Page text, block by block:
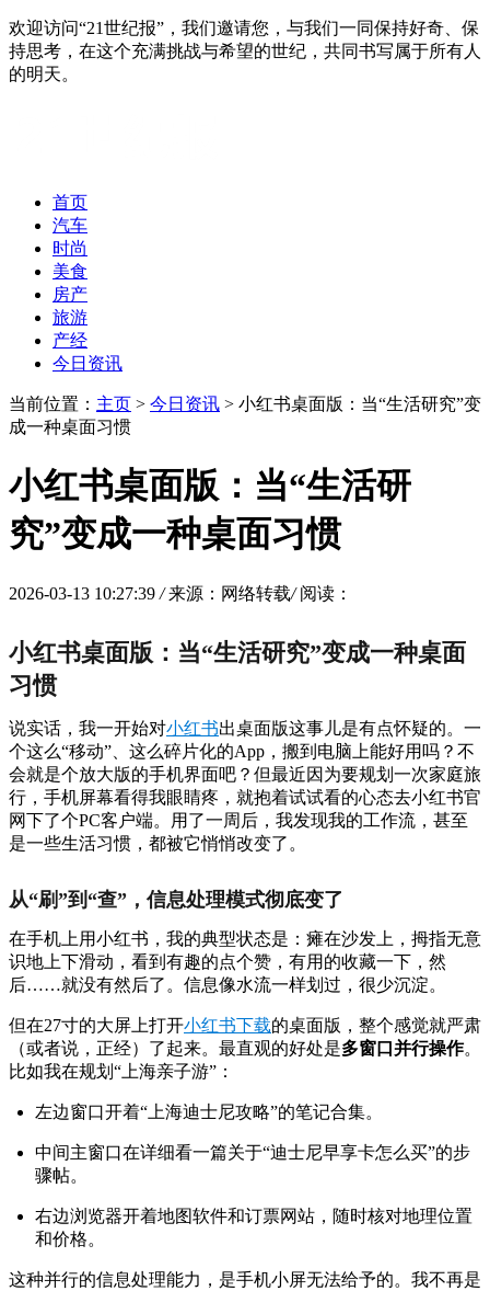
欢迎访问“21世纪报”，我们邀请您，与我们一同保持好奇、保
持思考，在这个充满挑战与希望的世纪，共同书写属于所有人
的明天。
首页
汽车
时尚
美食
房产
旅游
产经
今日资讯
当前位置： 主页 > 今日资讯 > 小红书桌面版：当“生活研究”变
成一种桌面习惯
小红书桌面版：当“生活研
究”变成一种桌面习惯
2026-03-13 10:27:39 / 来源：网络转载/ 阅读：
小红书桌面版：当“生活研究”变成一种桌面
习惯
说实话，我一开始对小红书出桌面版这事儿是有点怀疑的。一
个这么“移动”、这么碎片化的App，搬到电脑上能好用吗？不
会就是个放大版的手机界面吧？但最近因为要规划一次家庭旅
行，手机屏幕看得我眼睛疼，就抱着试试看的心态去小红书官
网下了个PC客户端。用了一周后，我发现我的工作流，甚至
是一些生活习惯，都被它悄悄改变了。
从“刷”到“查”，信息处理模式彻底变了
在手机上用小红书，我的典型状态是：瘫在沙发上，拇指无意
识地上下滑动，看到有趣的点个赞，有用的收藏一下，然
后……就没有然后了。信息像水流一样划过，很少沉淀。
但在27寸的大屏上打开小红书下载的桌面版，整个感觉就严肃
（或者说，正经）了起来。最直观的好处是多窗口并行操作。
比如我在规划“上海亲子游”：
左边窗口开着“上海迪士尼攻略”的笔记合集。
中间主窗口在详细看一篇关于“迪士尼早享卡怎么买”的步
骤帖。
右边浏览器开着地图软件和订票网站，随时核对地理位置
和价格。
这种并行的信息处理能力，是手机小屏无法给予的。我不再是